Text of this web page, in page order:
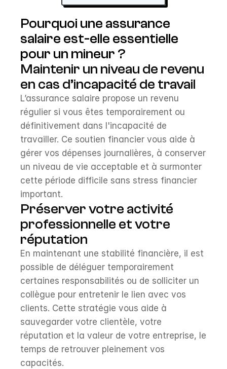
Pourquoi une assurance
salaire est-elle essentielle
pour un mineur ?
Maintenir un niveau de revenu
en cas d’incapacité de travail
L’assurance salaire propose un revenu
régulier si vous êtes temporairement ou
définitivement dans l'incapacité de
travailler. Ce soutien financier vous aide à
gérer vos dépenses journalières, à conserver
un niveau de vie acceptable et à surmonter
cette période difficile sans stress financier
important.
Préserver votre activité
professionnelle et votre
réputation
En maintenant une stabilité financière, il est
possible de déléguer temporairement
certaines responsabilités ou de solliciter un
collègue pour entretenir le lien avec vos
clients. Cette stratégie vous aide à
sauvegarder votre clientèle, votre
réputation et la valeur de votre entreprise, le
temps de retrouver pleinement vos
capacités.